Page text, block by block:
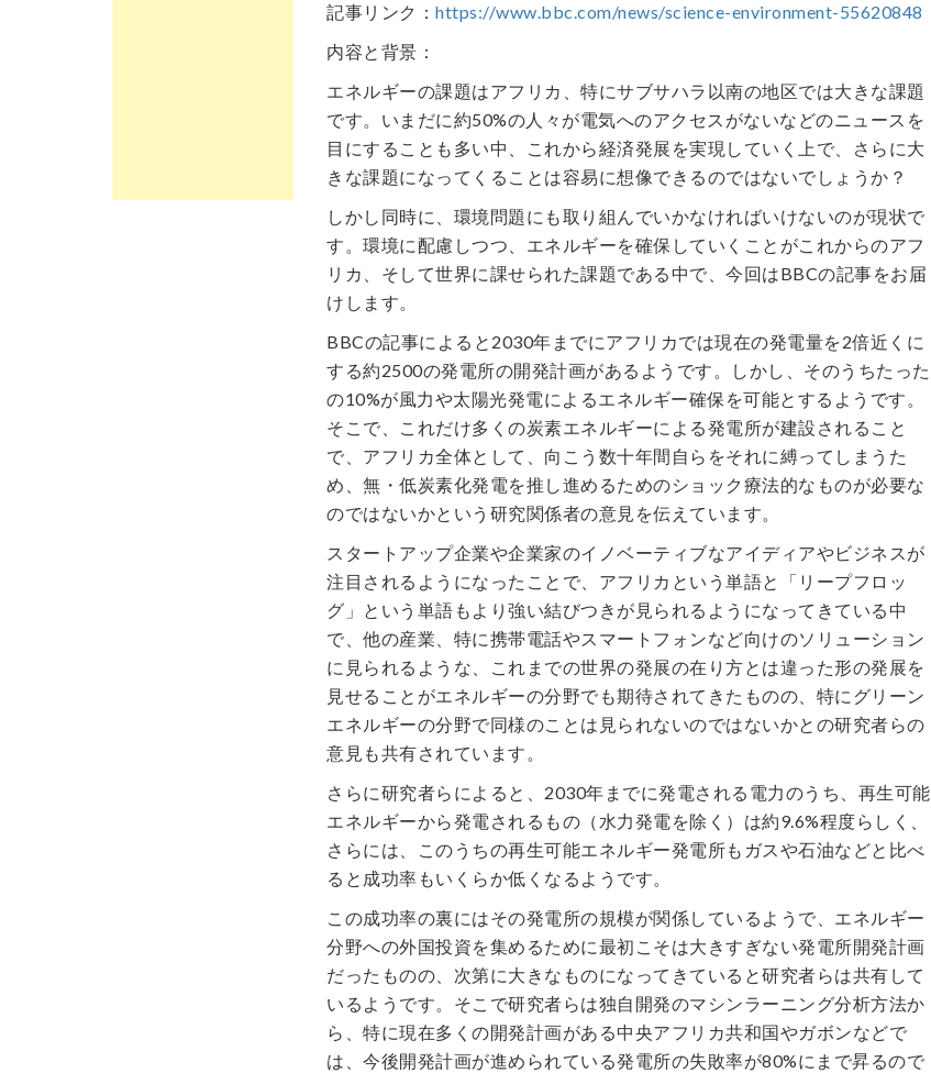
記事リンク： https://www.bbc.com/news/science-environment-55620848
内容と背景：
エネルギーの課題はアフリカ、特にサブサハラ以南の地区では大きな課題
です。いまだに約50%の人々が電気へのアクセスがないなどのニュースを
目にすることも多い中、これから経済発展を実現していく上で、さらに大
きな課題になってくることは容易に想像できるのではないでしょうか？
しかし同時に、環境問題にも取り組んでいかなければいけないのが現状で
す。環境に配慮しつつ、エネルギーを確保していくことがこれからのアフ
リカ、そして世界に課せられた課題である中で、今回はBBCの記事をお届
けします。
BBCの記事によると2030年までにアフリカでは現在の発電量を2倍近くに
する約2500の発電所の開発計画があるようです。しかし、そのうちたった
の10%が風力や太陽光発電によるエネルギー確保を可能とするようです。
そこで、これだけ多くの炭素エネルギーによる発電所が建設されること
で、アフリカ全体として、向こう数十年間自らをそれに縛ってしまうた
め、無・低炭素化発電を推し進めるためのショック療法的なものが必要な
のではないかという研究関係者の意見を伝えています。
スタートアップ企業や企業家のイノベーティブなアイディアやビジネスが
注目されるようになったことで、アフリカという単語と「リープフロッ
グ」という単語もより強い結びつきが見られるようになってきている中
で、他の産業、特に携帯電話やスマートフォンなど向けのソリューション
に見られるような、これまでの世界の発展の在り方とは違った形の発展を
見せることがエネルギーの分野でも期待されてきたものの、特にグリーン
エネルギーの分野で同様のことは見られないのではないかとの研究者らの
意見も共有されています。
さらに研究者らによると、2030年までに発電される電力のうち、再生可能
エネルギーから発電されるもの（水力発電を除く）は約9.6%程度らしく、
さらには、このうちの再生可能エネルギー発電所もガスや石油などと比べ
ると成功率もいくらか低くなるようです。
この成功率の裏にはその発電所の規模が関係しているようで、エネルギー
分野への外国投資を集めるために最初こそは大きすぎない発電所開発計画
だったものの、次第に大きなものになってきていると研究者らは共有して
いるようです。そこで研究者らは独自開発のマシンラーニング分析方法か
ら、特に現在多くの開発計画がある中央アフリカ共和国やガボンなどで
は、今後開発計画が進められている発電所の失敗率が80%にまで昇るので